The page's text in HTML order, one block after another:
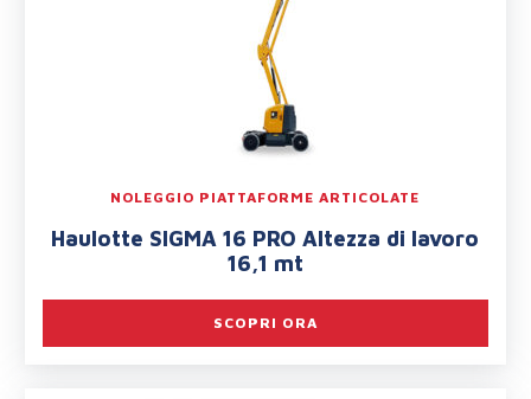
NOLEGGIO PIATTAFORME ARTICOLATE
Haulotte SIGMA 16 PRO Altezza di lavoro
16,1 mt
SCOPRI ORA